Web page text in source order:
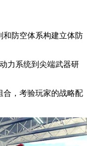
和防空体系构建立体防
力系统到尖端武器研
合，考验玩家的战略配